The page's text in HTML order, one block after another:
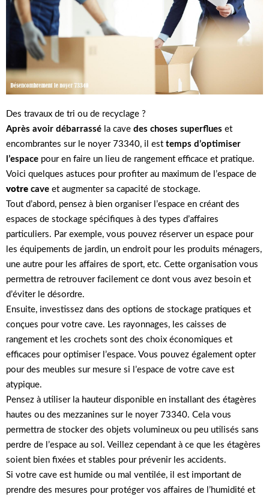
Des travaux de tri ou de recyclage ?
Après avoir débarrassé la cave des choses superflues et
encombrantes sur le noyer 73340, il est temps d’optimiser
l’espace pour en faire un lieu de rangement efficace et pratique.
Voici quelques astuces pour profiter au maximum de l’espace de
votre cave et augmenter sa capacité de stockage.
Tout d’abord, pensez à bien organiser l’espace en créant des
espaces de stockage spécifiques à des types d’affaires
particuliers. Par exemple, vous pouvez réserver un espace pour
les équipements de jardin, un endroit pour les produits ménagers,
une autre pour les affaires de sport, etc. Cette organisation vous
permettra de retrouver facilement ce dont vous avez besoin et
d’éviter le désordre.
Ensuite, investissez dans des options de stockage pratiques et
conçues pour votre cave. Les rayonnages, les caisses de
rangement et les crochets sont des choix économiques et
efficaces pour optimiser l’espace. Vous pouvez également opter
pour des meubles sur mesure si l’espace de votre cave est
atypique.
Pensez à utiliser la hauteur disponible en installant des étagères
hautes ou des mezzanines sur le noyer 73340. Cela vous
permettra de stocker des objets volumineux ou peu utilisés sans
perdre de l’espace au sol. Veillez cependant à ce que les étagères
soient bien fixées et stables pour prévenir les accidents.
Si votre cave est humide ou mal ventilée, il est important de
prendre des mesures pour protéger vos affaires de l’humidité et